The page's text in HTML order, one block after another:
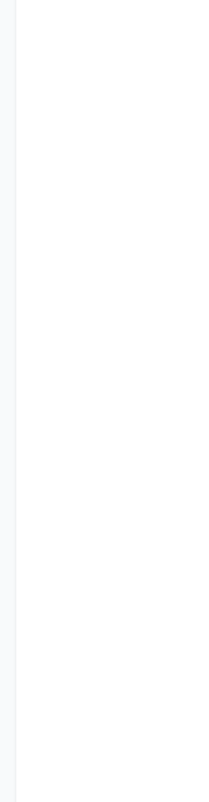
در طولانی ‌مدت
رابط باعث می‌شود تا
به ابزار خاصی انجام
تصفیه شود و
سازگاری دارد.
شده است که برای
سهم بسزایی دارد.
از نشتی آب و
است. با استفاده از
تصفیه آب خود را
کارآمد و بدون نقص